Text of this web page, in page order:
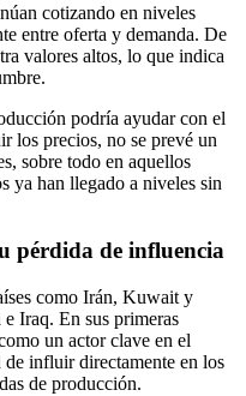
cotizando en niveles
entre oferta y demanda. De
valores altos, lo que indica
podría ayudar con el
los precios, no se prevé un
sobre todo en aquellos
ya han llegado a niveles sin
pérdida de influencia
como Irán, Kuwait y
Iraq. En sus primeras
un actor clave en el
de influir directamente en los
de producción.